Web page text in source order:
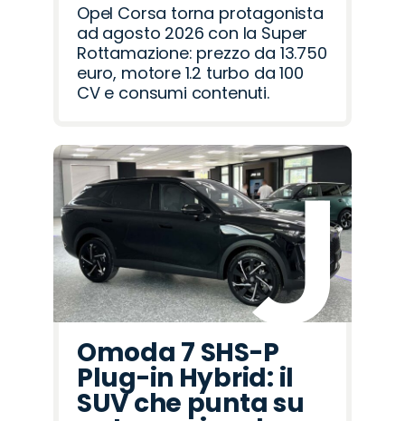
Opel Corsa torna protagonista
ad agosto 2026 con la Super
Rottamazione: prezzo da 13.750
euro, motore 1.2 turbo da 100
CV e consumi contenuti.
Omoda 7 SHS-P
Plug-in Hybrid: il
SUV che punta su